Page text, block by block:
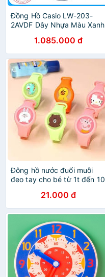
Đồng Hồ Casio LW-203-
2AVDF Dây Nhựa Màu Xanh
1.085.000 đ
Đông hồ nước đuổi muỗi
đeo tay cho bé từ 1t đến 10
21.000 đ